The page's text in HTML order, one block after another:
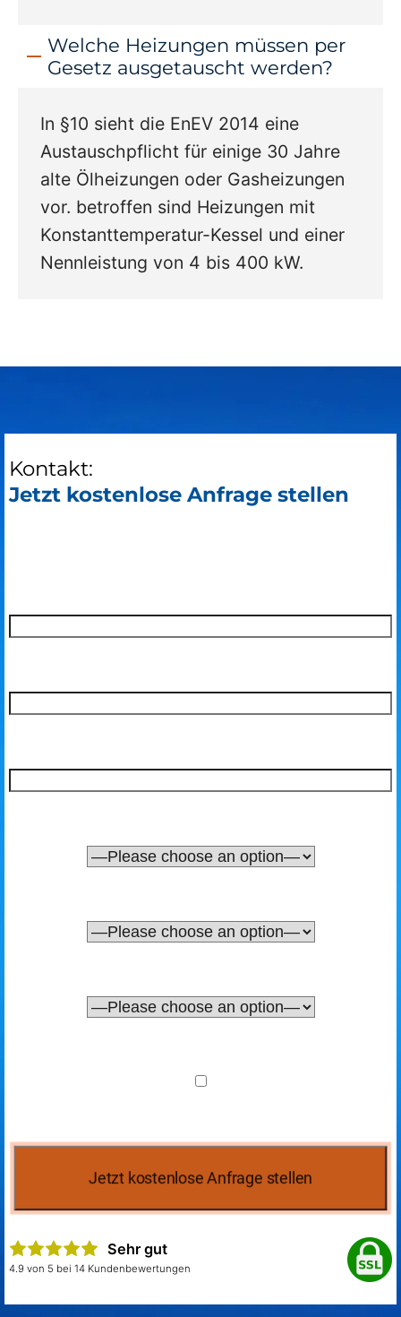
Welche Heizungen müssen per
Gesetz ausgetauscht werden?
In §10 sieht die EnEV 2014 eine
Austauschpflicht für einige 30 Jahre
alte Ölheizungen oder Gasheizungen
vor. betroffen sind Heizungen mit
Konstanttemperatur-Kessel und einer
Nennleistung von 4 bis 400 kW.
Kontakt:
Jetzt kostenlose Anfrage stellen
Sehr gut
4.9 von 5 bei 14 Kundenbewertungen